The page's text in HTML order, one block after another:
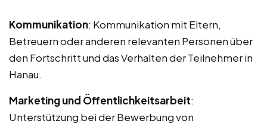
Kommunikation: Kommunikation mit Eltern,
Betreuern oder anderen relevanten Personen über
den Fortschritt und das Verhalten der Teilnehmer in
Hanau.
Marketing und Öffentlichkeitsarbeit:
Unterstützung bei der Bewerbung von